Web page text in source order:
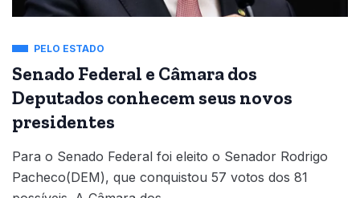
PELO ESTADO
Senado Federal e Câmara dos
Deputados conhecem seus novos
presidentes
Para o Senado Federal foi eleito o Senador Rodrigo
Pacheco(DEM), que conquistou 57 votos dos 81